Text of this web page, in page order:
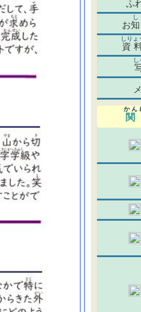
ふ
お知
し
資
しりょ
し
かん